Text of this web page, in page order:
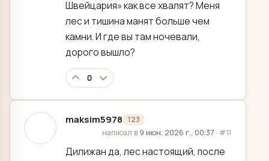
Швейцария» как все хвалят? Меня
лес и тишина манят больше чем
камни. И где вы там ночевали,
дорого вышло?
0
maksim5978 123
отредактировано
написал в 9 июн. 2026 г., 00:37 · #11
Дилижан да, лес настоящий, после